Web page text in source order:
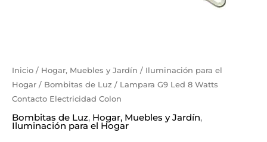
Inicio / Hogar, Muebles y Jardín / Iluminación para el
Hogar / Bombitas de Luz / Lampara G9 Led 8 Watts
Contacto Electricidad Colon
Bombitas de Luz, Hogar, Muebles y Jardín,
Iluminación para el Hogar